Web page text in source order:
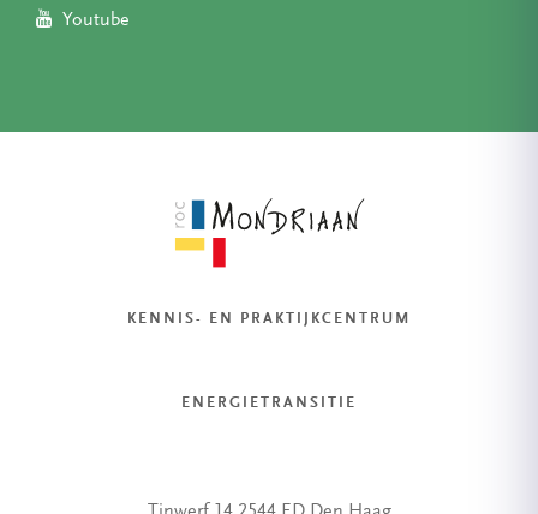
Youtube
KENNIS- EN PRAKTIJKCENTRUM
ENERGIETRANSITIE